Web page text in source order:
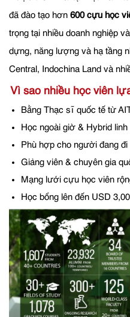
đã đào tạo hơn 600 cựu học
trọng tại nhiều doanh nghiệp
dựng, năng lượng và hạ tầng
Central, Indochina Land và
Vì sao nhiều học viên
Bằng Thạc sĩ quốc tế từ
Học ngoài giờ & Hybrid linh
Phù hợp cho người đang đi
Giảng viên & chuyên gia
Mạng lưới cựu học viên
Học bổng lên đến USD